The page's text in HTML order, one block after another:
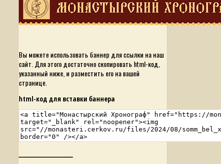
Вы можете использовать баннер для ссылки на наш
сайт. Для этого достаточно скопировать html-код,
указанный ниже, и разместить его на вашей
странице.
html-код для вставки баннера